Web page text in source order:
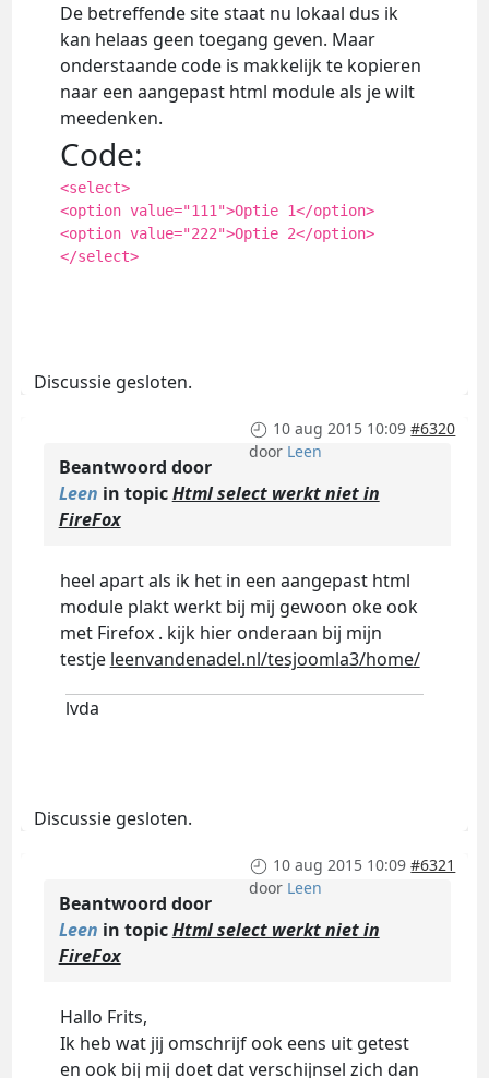
De betreffende site staat nu lokaal dus ik
kan helaas geen toegang geven. Maar
onderstaande code is makkelijk te kopieren
naar een aangepast html module als je wilt
meedenken.
Code:
<select>
<option value="111">Optie 1</option>
<option value="222">Optie 2</option>
</select>
Discussie gesloten.
10 aug 2015 10:09 #6320
door Leen
Beantwoord door
Leen in topicHtml select werkt niet in
FireFox
heel apart als ik het in een aangepast html
module plakt werkt bij mij gewoon oke ook
met Firefox . kijk hier onderaan bij mijn
testje leenvandenadel.nl/tesjoomla3/home/
lvda
Discussie gesloten.
10 aug 2015 10:09 #6321
door Leen
Beantwoord door
Leen in topicHtml select werkt niet in
FireFox
Hallo Frits,
Ik heb wat jij omschrijf ook eens uit getest
en ook bij mij doet dat verschijnsel zich dan